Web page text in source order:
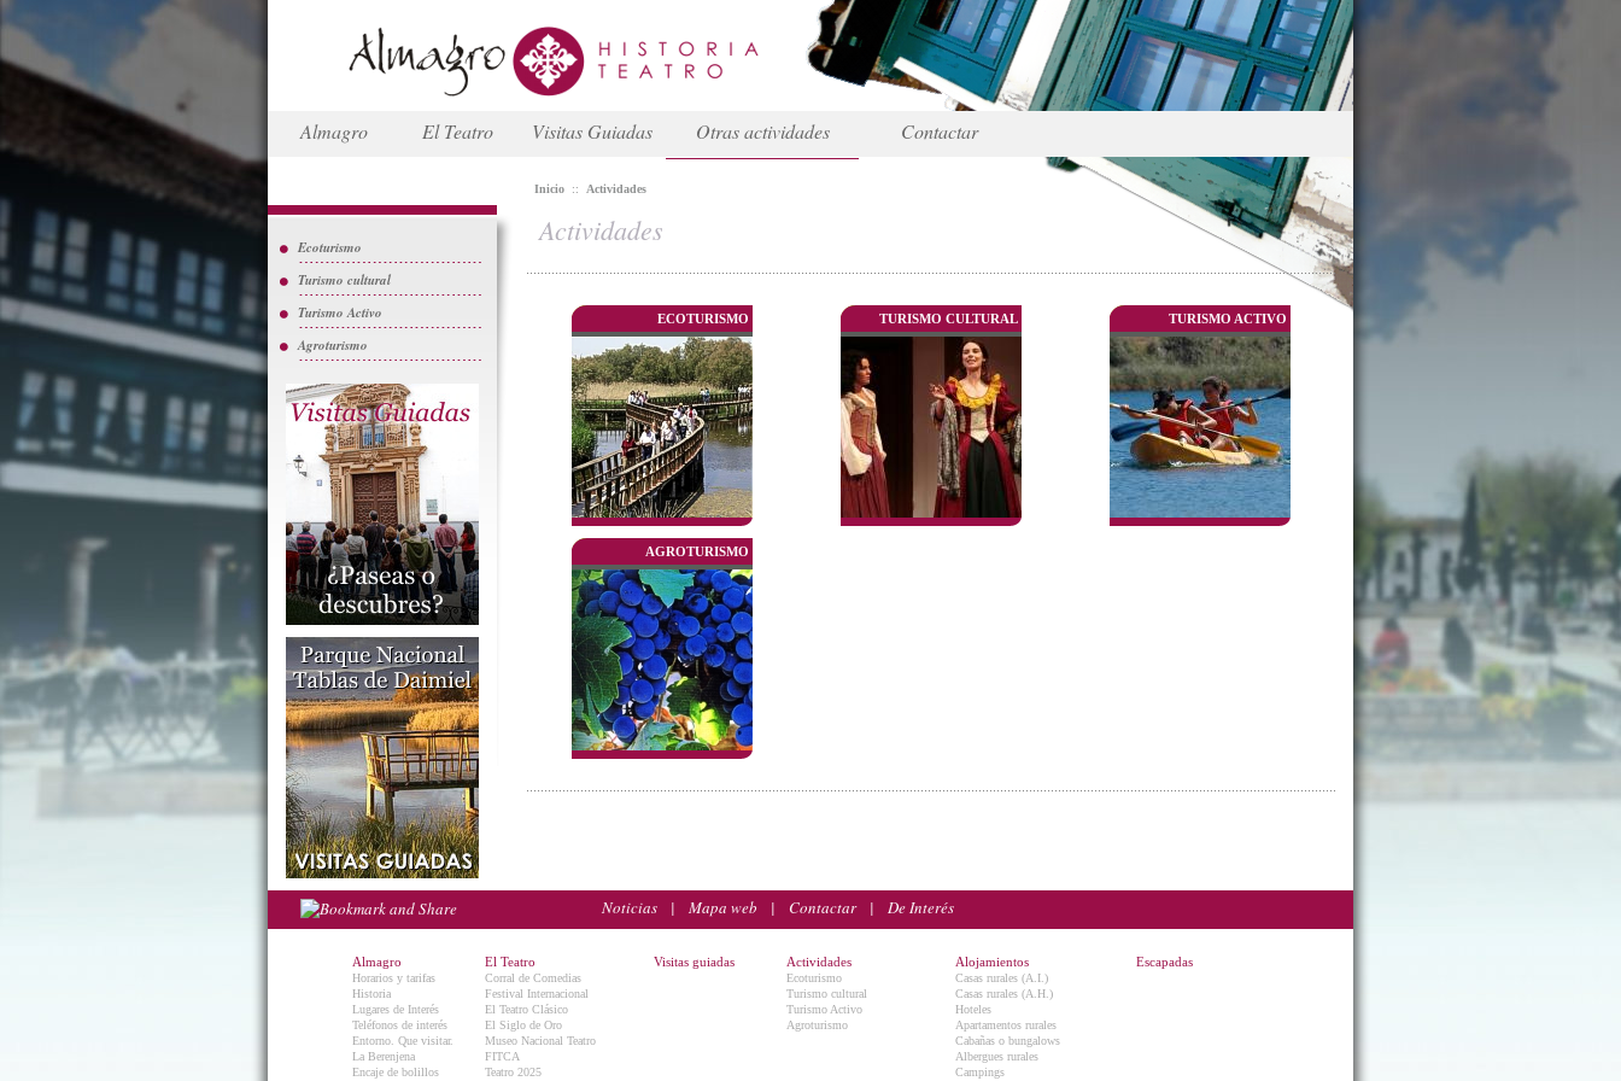
Almagro El Teatro Visitas Guiadas Otras actividades Contactar
Ecoturismo
Turismo cultural
Turismo Activo
Agroturismo
Inicio :: Actividades
Actividades
ECOTURISMO TURISMO CULTURAL TURISMO ACTIVO
AGROTURISMO
Noticias | Mapa web | Contactar| De Interés
Almagro
Horarios y tarifas
Historia
Lugares de Interés
Teléfonos de interés
Entorno. Que visitar.
La Berenjena
Encaje de bolillos
El Teatro
Corral de Comedias
Festival Internacional
El Teatro Clásico
El Siglo de Oro
Museo Nacional Teatro
FITCA
Teatro 2025
Visitas guiadas Actividades
Ecoturismo
Turismo cultural
Turismo Activo
Agroturismo
Alojamientos
Casas rurales (A.I.)
Casas rurales (A.H.)
Hoteles
Apartamentos rurales
Cabañas o bungalows
Albergues rurales
Campings
Escapadas